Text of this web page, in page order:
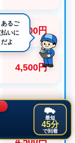
3,000円
4,500円
3,000円
最短
45分
で到着